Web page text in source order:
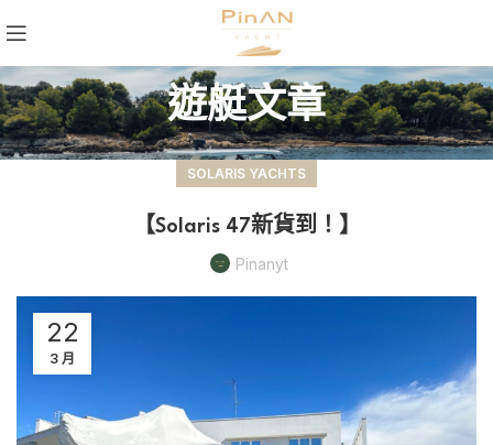
遊艇文章
SOLARIS YACHTS
【Solaris 47新貨到！】
Pinanyt
22
3 月